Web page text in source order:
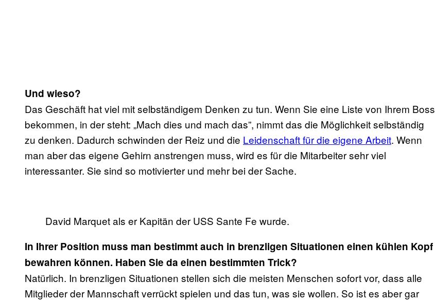
Und wieso?
Das Geschäft hat viel mit selbständigem Denken zu tun. Wenn Sie eine Liste von Ihrem Boss
bekommen, in der steht: „Mach dies und mach das”, nimmt das die Möglichkeit selbständig
zu denken. Dadurch schwinden der Reiz und die Leidenschaft für die eigene Arbeit. Wenn
man aber das eigene Gehirn anstrengen muss, wird es für die Mitarbeiter sehr viel
interessanter. Sie sind so motivierter und mehr bei der Sache.
David Marquet als er Kapitän der USS Sante Fe wurde.
In Ihrer Position muss man bestimmt auch in brenzligen Situationen einen kühlen Kopf
bewahren können. Haben Sie da einen bestimmten Trick?
Natürlich. In brenzligen Situationen stellen sich die meisten Menschen sofort vor, dass alle
Mitglieder der Mannschaft verrückt spielen und das tun, was sie wollen. So ist es aber gar